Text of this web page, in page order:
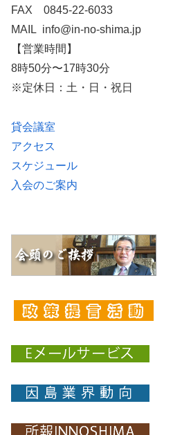
FAX 0845-22-6033
MAIL info@in-no-shima.jp
【営業時間】
8時50分〜17時30分
※定休日：土・日・祝日
貸会議室
アクセス
スケジュール
入会のご案内